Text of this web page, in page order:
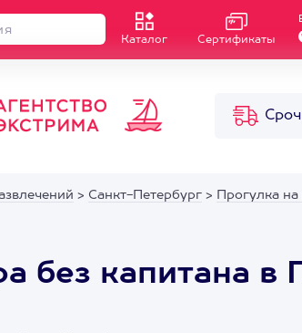
Каталог Сертификаты
> Санкт-Петербург > Прогулка на
без капитана в